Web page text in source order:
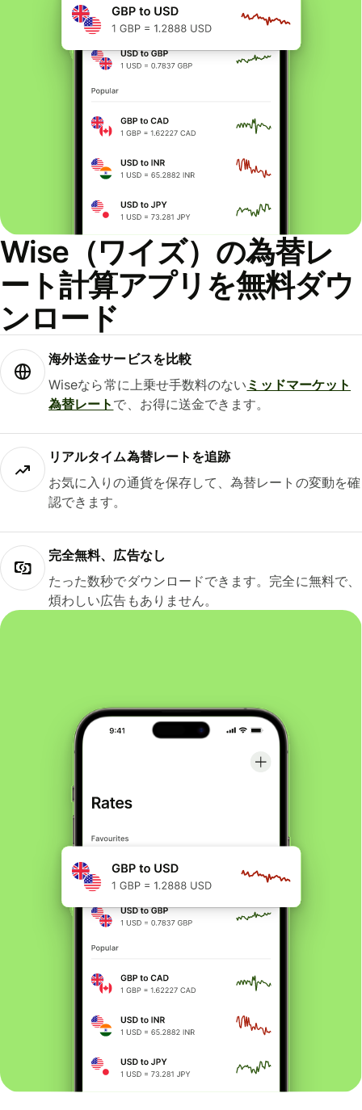
Wise（ワイズ）の為替レ
ート計算アプリを無料ダウ
ンロード
海外送金サービスを比較
Wiseなら常に上乗せ手数料のない ミッドマーケット
為替レート で、お得に送金できます。
リアルタイム為替レートを追跡
お気に入りの通貨を保存して、為替レートの変動を確
認できます。
完全無料、広告なし
たった数秒でダウンロードできます。完全に無料で、
煩わしい広告もありません。